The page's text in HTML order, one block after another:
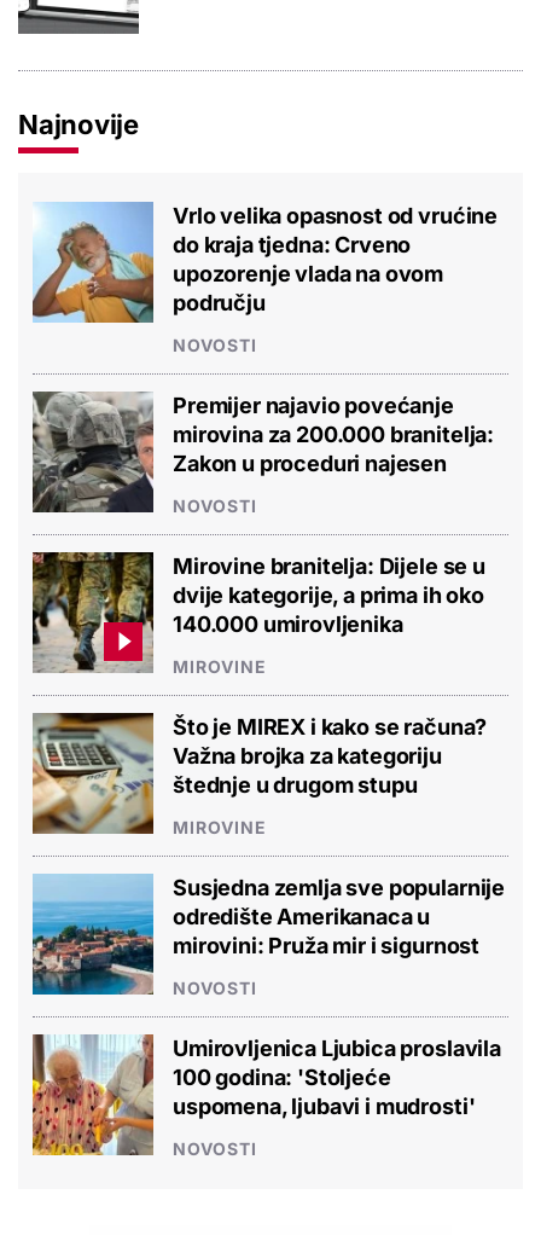
Najnovije
Vrlo velika opasnost od vrućine
do kraja tjedna: Crveno
upozorenje vlada na ovom
području
NOVOSTI
Premijer najavio povećanje
mirovina za 200.000 branitelja:
Zakon u proceduri najesen
NOVOSTI
Mirovine branitelja: Dijele se u
dvije kategorije, a prima ih oko
140.000 umirovljenika
MIROVINE
Što je MIREX i kako se računa?
Važna brojka za kategoriju
štednje u drugom stupu
MIROVINE
Susjedna zemlja sve popularnije
odredište Amerikanaca u
mirovini: Pruža mir i sigurnost
NOVOSTI
Umirovljenica Ljubica proslavila
100 godina: 'Stoljeće
uspomena, ljubavi i mudrosti'
NOVOSTI